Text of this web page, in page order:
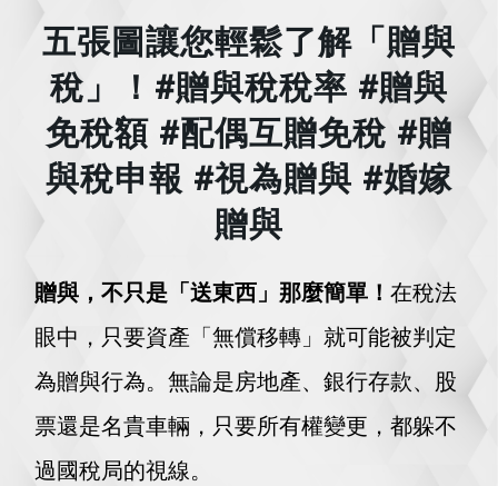
五張圖讓您輕鬆了解「贈與
稅」！#贈與稅稅率 #贈與
免稅額 #配偶互贈免稅 #贈
與稅申報 #視為贈與 #婚嫁
贈與
贈與，不只是「送東西」那麼簡單！在稅法
眼中，只要資產「無償移轉」就可能被判定
為贈與行為。無論是房地產、銀行存款、股
票還是名貴車輛，只要所有權變更，都躲不
過國稅局的視線。